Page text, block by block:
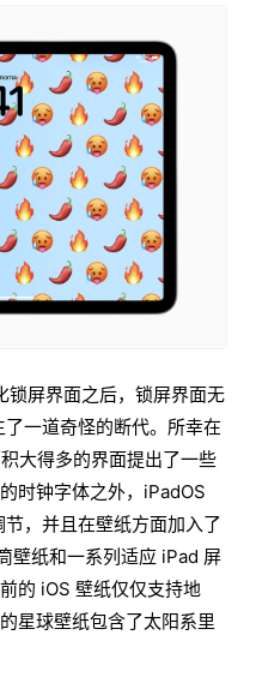
锁屏界面之后，锁屏界面无
一道奇怪的断代。所幸在
大得多的界面提出了一些
时钟字体之外，iPadOS
，并且在壁纸方面加入了
壁纸和一系列适应 iPad 屏
的 iOS 壁纸仅仅支持地
星球壁纸包含了太阳系里